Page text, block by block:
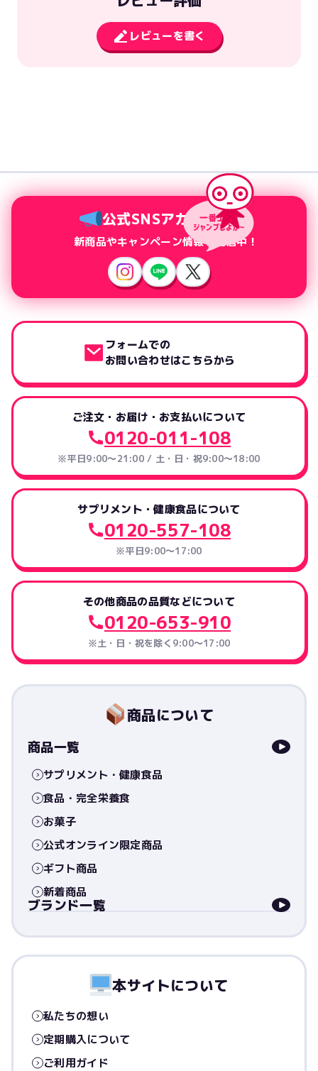
レビューを書く
公式SNSアカウント
新商品やキャンペーン情報を配信中！
フォームでの
お問い合わせはこちらから
ご注文・お届け・お支払いについて
0120-011-108
※平日9:00～21:00 / 土・日・祝9:00～18:00
サプリメント・健康食品について
0120-557-108
※平日9:00～17:00
その他商品の品質などについて
0120-653-910
※土・日・祝を除く9:00〜17:00
商品について
商品一覧
サプリメント・健康食品
食品・完全栄養食
お菓子
公式オンライン限定商品
ギフト商品
新着商品
ブランド一覧
本サイトについて
私たちの想い
定期購入について
ご利用ガイド